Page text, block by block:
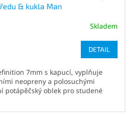
& kukla Man
Skladem
DETAIL
7mm s kapucí, vyplňuje
neopreny a polosuchými
potápěčský oblek pro studené